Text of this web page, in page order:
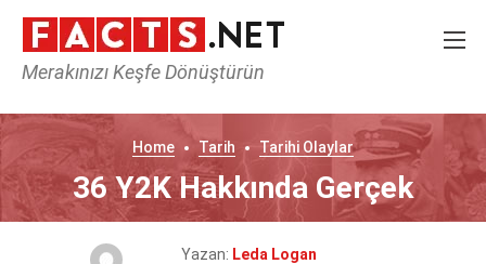
Merakınızı Keşfe Dönüştürün
Home Tarih Tarihi Olaylar
36 Y2K Hakkında Gerçek
Yazan: Leda Logan